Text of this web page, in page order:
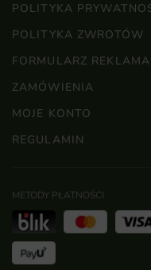
POLITYKA
POLITYKA ZWROTÓW
FORMULARZ
ZAMÓWIENIA
MOJE KONTO
REGULAMIN
METODY PŁATNOŚCI